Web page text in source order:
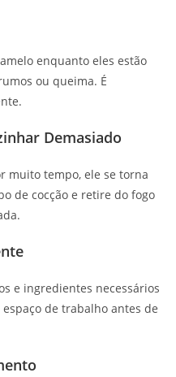
enquanto eles estão
ou queima. É
Demasiado
muito tempo, ele se torna
de cocção e retire do fogo
e ingredientes necessários
de trabalho antes de